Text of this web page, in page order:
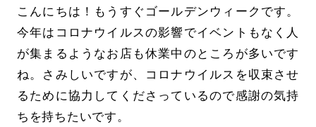
こんにちは！もうすぐゴールデンウィークです。
今年はコロナウイルスの影響でイベントもなく人
が集まるようなお店も休業中のところが多いです
ね。さみしいですが、コロナウイルスを収束させ
るために協力してくださっているので感謝の気持
ちを持ちたいです。